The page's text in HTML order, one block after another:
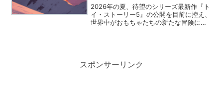
2026年の夏、待望のシリーズ最新作『ト
イ・ストーリー5』の公開を目前に控え、
世界中がおもちゃたちの新たな冒険に胸
スポンサーリンク